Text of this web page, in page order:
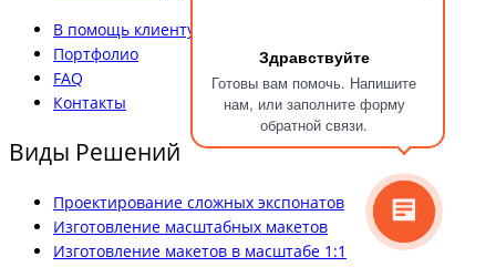
Здравствуйте
Готовы вам помочь. Напишите
нам, или заполните форму
обратной связи.
В помощь клиенту
Портфолио
FAQ
Контакты
Виды Решений
Проектирование сложных экспонатов
Изготовление масштабных макетов
Изготовление макетов в масштабе 1:1